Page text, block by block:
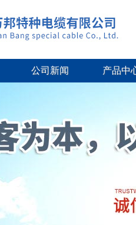
公司新闻 产品中